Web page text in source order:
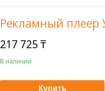
Рекламный плеер
217 725 ₸
В наличии
Купить